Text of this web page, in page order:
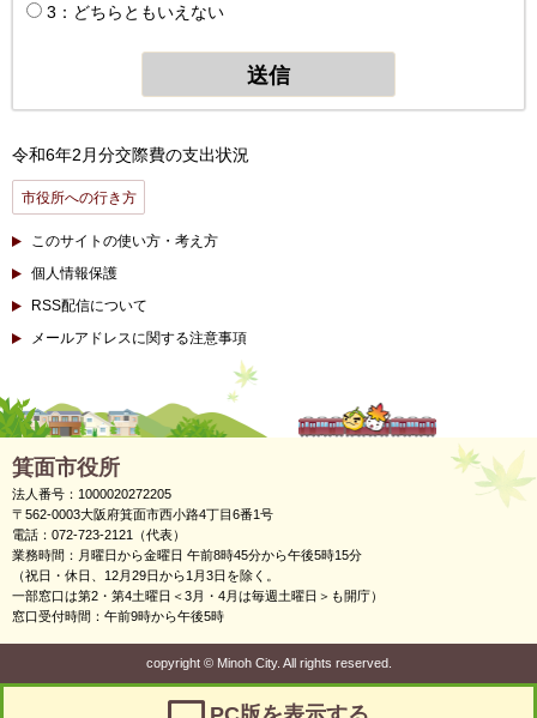
3：どちらともいえない
令和6年2月分交際費の支出状況
市役所への行き方
このサイトの使い方・考え方
個人情報保護
RSS配信について
メールアドレスに関する注意事項
箕面市役所
法人番号：1000020272205
〒562-0003大阪府箕面市西小路4丁目6番1号
電話：072-723-2121（代表）
業務時間：月曜日から金曜日 午前8時45分から午後5時15分
（祝日・休日、12月29日から1月3日を除く。
一部窓口は第2・第4土曜日＜3月・4月は毎週土曜日＞も開庁）
窓口受付時間：午前9時から午後5時
copyright ©Minoh City. All rights reserved.